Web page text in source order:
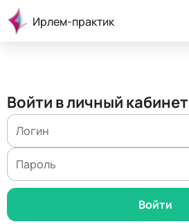
Ирлем-практик
Войти в личный кабинет